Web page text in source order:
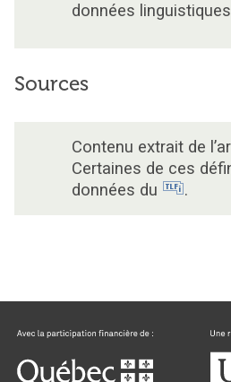
données
Sources
Contenu extrait de
Certaines de ces
données du
.